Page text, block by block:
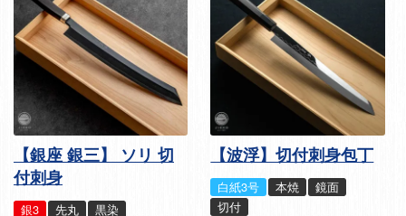
【銀座 銀三】 ソリ 切
付刺身
銀3 先丸 黒染
【波浮】切付刺身包丁
白紙3号 本焼
鏡面
切付